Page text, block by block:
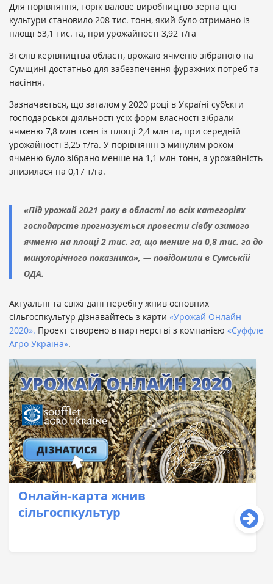
Для порівняння, торік валове виробництво зерна цієї
культури становило 208 тис. тонн, який було отримано із
площі 53,1 тис. га, при урожайності 3,92 т/га
Зі слів керівництва області, врожаю ячменю зібраного на
Сумщині достатньо для забезпечення фуражних потреб та
насіння.
Зазначається, що загалом у 2020 році в Україні суб’єкти
господарської діяльності усіх форм власності зібрали
ячменю 7,8 млн тонн із площі 2,4 млн га, при середній
урожайності 3,25 т/га. У порівнянні з минулим роком
ячменю було зібрано менше на 1,1 млн тонн, а урожайність
знизилася на 0,17 т/га.
«Під урожай 2021 року в області по всіх категоріях
господарств прогнозується провести сівбу озимого
ячменю на площі 2 тис. га, що менше на 0,8 тис. га до
минулорічного показника», — повідомили в Сумській
ОДА.
Актуальні та свіжі дані перебігу жнив основних
сільгоспкультур дізнавайтесь з карти «Урожай Онлайн
2020». Проект створено в партнерстві з компанією «Суффле
Агро Україна».
Онлайн-карта жнив
сільгоспкультур